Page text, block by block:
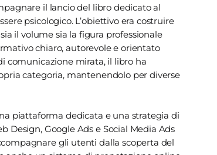
il lancio del libro dedicato al
psicologico. L’obiettivo era costruire
il volume sia la figura professionale
chiaro, autorevole e orientato
comunicazione mirata, il libro ha
categoria, mantenendolo per diverse
piattaforma dedicata e una strategia di
Design, Google Ads e Social Media Ads
gli utenti dalla scoperta del